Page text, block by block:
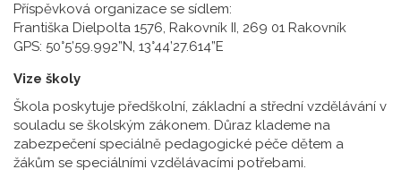
Příspěvková organizace se sídlem:
Františka Dielpolta 1576, Rakovník II, 269 01 Rakovník
GPS: 50°5’59.992”N, 13°44’27.614”E
Vize školy
Škola poskytuje předškolní, základní a střední vzdělávání v
souladu se školským zákonem. Důraz klademe na
zabezpečení speciálně pedagogické péče dětem a
žákům se speciálními vzdělávacími potřebami.